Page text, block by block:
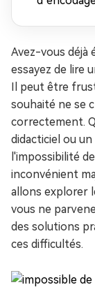
Avez-vous déjà
essayez de lire
Il peut être
souhaité ne se
correctement.
didacticiel ou
l'impossibilité
inconvénient
allons explorer
vous ne
des solutions
ces difficultés.